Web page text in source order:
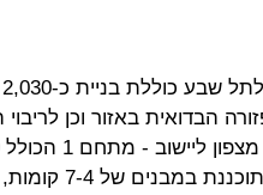
הבדואית באזור וכן
הבנייה